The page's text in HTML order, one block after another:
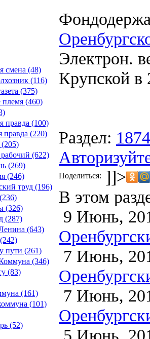
смена (48)
(116)
(375)
племя (460)
правда (100)
правда (220)
(622)
(269)
(246)
труд (196)
(326)
(287)
(643)
пути (261)
(346)
(83)
(161)
(101)
(52)
Электрон.
Крупской в
Раздел: 1874
Поделиться: ]]>
В этом
9 Июнь,
7 Июнь,
7 Июнь,
5 Июнь,